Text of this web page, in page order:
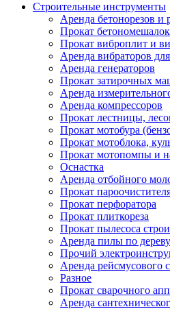
Строительные инструменты
Аренда бетонорезов и
Прокат
Прокат виброплит и
Аренда вибраторов
Аренда генераторов
Прокат затирочных
Аренда
Аренда компрессоров
Прокат лестницы,
Прокат мотобура
Прокат мотоблока,
Прокат мотопомпы и
Оснастка
Аренда отбойного
Прокат
Прокат перфоратора
Прокат плиткореза
Прокат пылесоса
Аренда пилы по дереву
Прочий
Аренда рейсмусового
Разное
Прокат сварочного
Аренда